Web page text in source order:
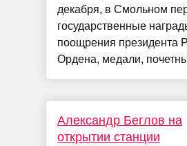
декабря, в Смольном
государственные
поощрения президента
Ордена, медали,
Александр Беглов на
открытии станции